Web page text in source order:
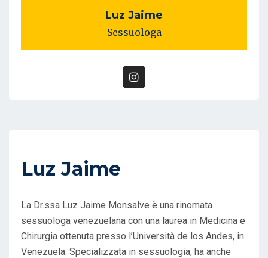
Luz Jaime
Sessuologa
Luz Jaime
La Dr.ssa Luz Jaime Monsalve è una rinomata
sessuologa venezuelana con una laurea in Medicina e
Chirurgia ottenuta presso l’Università de los Andes, in
Venezuela. Specializzata in sessuologia, ha anche